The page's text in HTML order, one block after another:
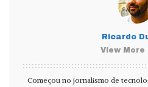
Ricardo
View More
Começou no jornalismo de